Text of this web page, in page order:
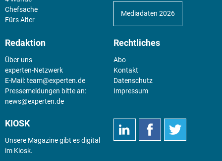
Chefsache
Fürs Alter
Mediadaten 2026
Redaktion
Über uns
experten-Netzwerk
E-Mail:team@experten.de
Pressemeldungen bitte an:
news@experten.de
Rechtliches
Abo
Kontakt
Datenschutz
Impressum
KIOSK
Unsere Magazine gibt es digital
im Kiosk.